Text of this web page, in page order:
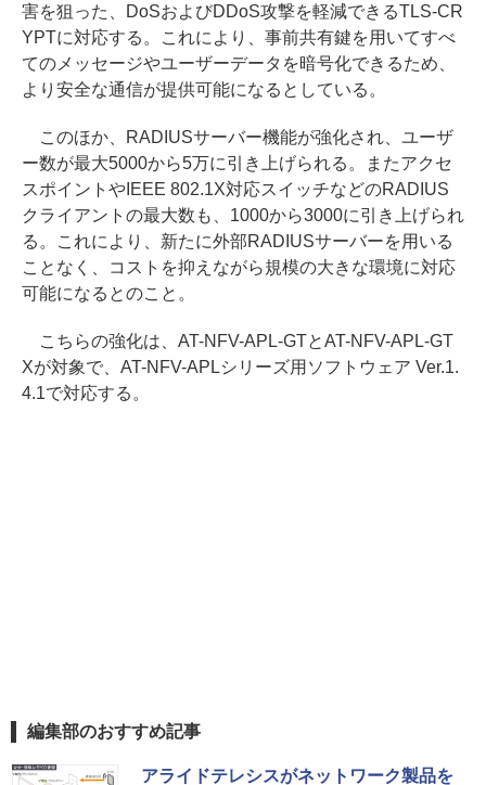
害を狙った、DoSおよびDDoS攻撃を軽減できるTLS-CR
YPTに対応する。これにより、事前共有鍵を用いてすべ
てのメッセージやユーザーデータを暗号化できるため、
より安全な通信が提供可能になるとしている。
このほか、RADIUSサーバー機能が強化され、ユーザ
ー数が最大5000から5万に引き上げられる。またアクセ
スポイントやIEEE 802.1X対応スイッチなどのRADIUS
クライアントの最大数も、1000から3000に引き上げられ
る。これにより、新たに外部RADIUSサーバーを用いる
ことなく、コストを抑えながら規模の大きな環境に対応
可能になるとのこと。
こちらの強化は、AT-NFV-APL-GTとAT-NFV-APL-GT
Xが対象で、AT-NFV-APLシリーズ用ソフトウェア Ver.1.
4.1で対応する。
編集部のおすすめ記事
アライドテレシスがネットワーク製品を